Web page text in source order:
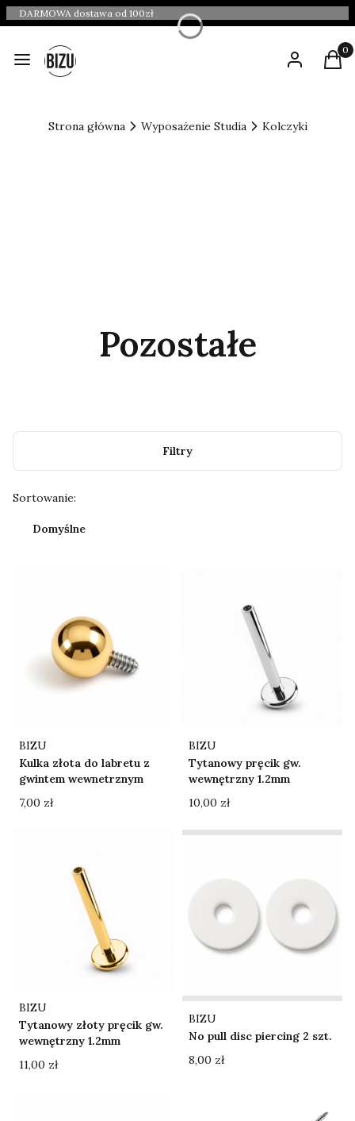
DARMOWA dostawa od 100zł
Menu Zaloguj się
Strona główna Wyposażenie Studia Kolczyki
Pozostałe
Filtry
Lista produktów
Sortowanie:
Domyślne
Kulka złota do labretu z
gwintem wewnetrznym
Producent
BIZU
Cena
7,00 zł
Tytanowy pręcik gw.
wewnętrzny 1.2mm
Producent
BIZU
Cena
10,00 zł
Tytanowy złoty pręcik gw.
wewnętrzny 1.2mm
Producent
BIZU
Cena
11,00 zł
No pull disc piercing 2 szt.
Producent
BIZU
Cena
8,00 zł